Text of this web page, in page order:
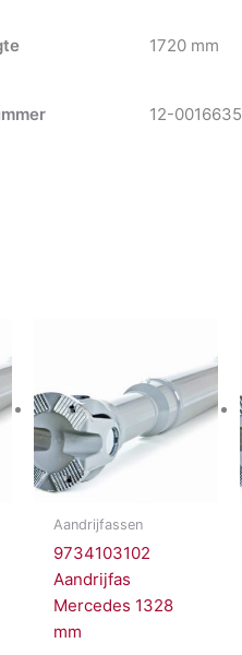
1720 mm
12-0016635
Aandrijfassen
9734103102
Aandrijfas
Mercedes 1328
mm